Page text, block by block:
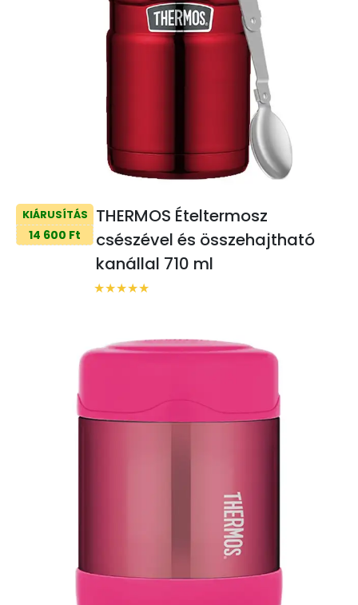
KIÁRUSÍTÁS
14 600 Ft
THERMOS Ételtermosz
csészével és összehajtható
kanállal 710 ml